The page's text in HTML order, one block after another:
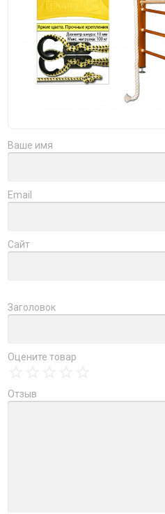
Ваше имя
Email
Сайт
Заголовок
Оцените товар
Отзыв